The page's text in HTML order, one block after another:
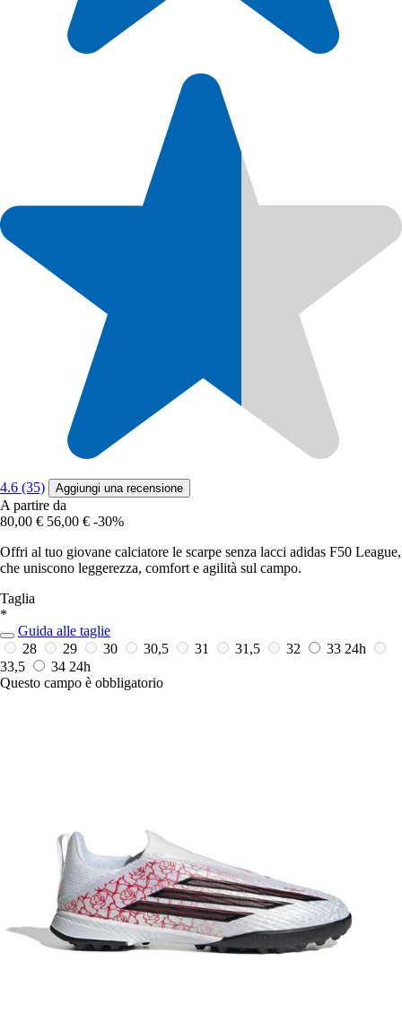
4.6 (35) Aggiungi una recensione
A partire da
80,00 € 56,00 € -30%
Offri al tuo giovane calciatore le scarpe senza lacci adidas F50 League,
che uniscono leggerezza, comfort e agilità sul campo.
Taglia
*
Guida alle taglie
28
29 30 30,5 31 31,5 32 33 24h
33,5
34 24h
Questo campo è obbligatorio